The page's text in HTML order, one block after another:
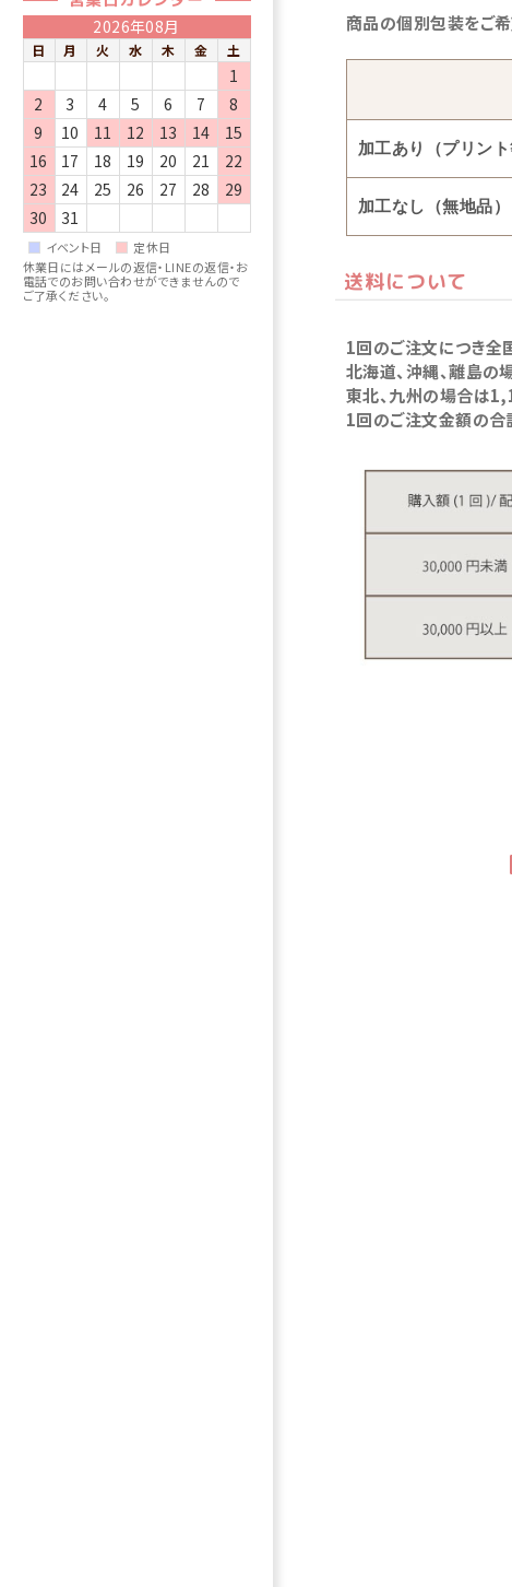
2026年08月
日 月 火 水 木 金 土
1
2
3 4 5 6 7
8
9
10 11 12 13 14
15
16
17 18 19 20 21
22
23
24 25 26 27 28
29
30
31
イベント日
定休日
休業日にはメールの返信・LINEの返信・お
電話でのお問い合わせができませんので
ご了承ください。
商品の個別包装をご希
加工あり（プリント
加工なし（無地品）
送料について
1回のご注文につき全
北海道、沖縄、離島の
東北、九州の場合は
1回のご注文金額の合